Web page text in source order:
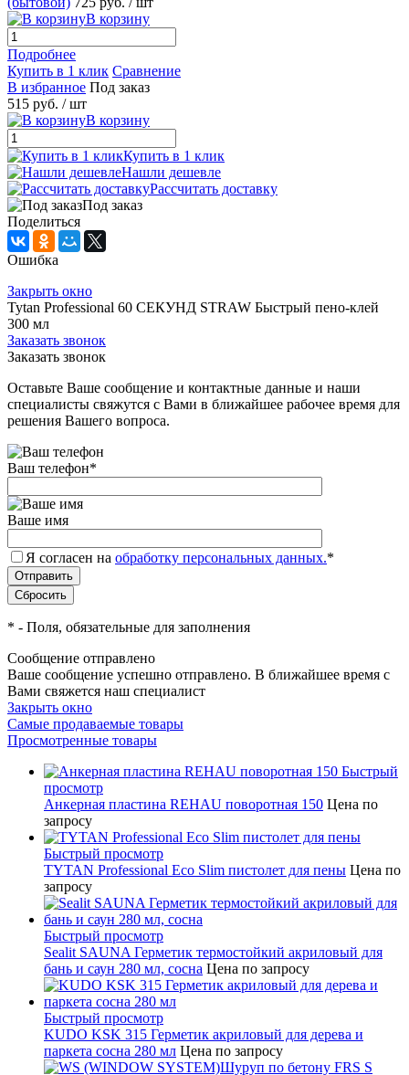
В корзину
Подробнее
Купить в 1 клик Сравнение
В избранное Под заказ
515 руб. / шт
В корзину
Купить в 1 клик
Нашли дешевле
Рассчитать доставку
Под заказ
Поделиться
Ошибка
Закрыть окно
Tytan Professional 60 СЕКУНД STRAW Быстрый пено-клей
300 мл
Заказать звонок
Заказать звонок
Оставьте Ваше сообщение и контактные данные и наши
специалисты свяжутся с Вами в ближайшее рабочее время для
решения Вашего вопроса.
Ваш телефон*
Ваше имя
Я согласен на обработку персональных данных.*
* - Поля, обязательные для заполнения
Сообщение отправлено
Ваше сообщение успешно отправлено. В ближайшее время с
Вами свяжется наш специалист
Закрыть окно
Самые продаваемые товары
Просмотренные товары
Быстрый
просмотр
Анкерная пластина REHAU поворотная 150 Цена по
запросу
Быстрый просмотр
TYTAN Professional Eco Slim пистолет для пены Цена по
запросу
Быстрый просмотр
Sealit SAUNA Герметик термостойкий акриловый для
бань и саун 280 мл, сосна Цена по запросу
Быстрый просмотр
KUDO KSK 315 Герметик акриловый для дерева и
паркета сосна 280 мл Цена по запросу